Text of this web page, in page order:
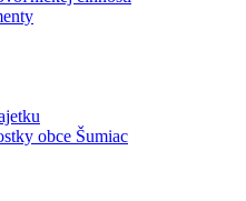
obce Šumiac